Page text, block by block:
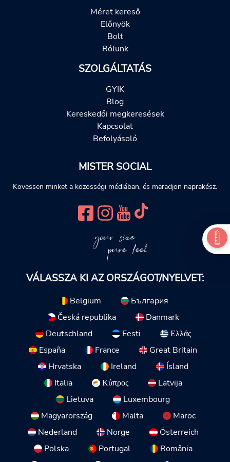
Méret kereső
Előnyök
Bolt
Rólunk
SZOLGÁLTATÁS
GYIK
Blog
Kereskedői megkeresések
Kapcsolat
Befolyásoló
MISTER SOCIAL
Kövessen minket a közösségi médiában, és maradjon naprakész.
your size
pure feel
VÁLASSZA KI AZ ORSZÁGOT/NYELVET:
Belgium
България
Česká republika
Danmark
Deutschland
Eesti
Ελλάς
España
France
Great Britain
Hrvatska
Ireland
Ísland
Italia
Κύπρος
Latvija
Lietuva
Luxembourg
Magyarország
Malta
Maroc
Nederland
Norge
Österreich
Polska
Portugal
România